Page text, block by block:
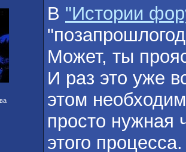
В "Истории
Может, ты
И раз это уже
этом
просто нужная
этого процесса.